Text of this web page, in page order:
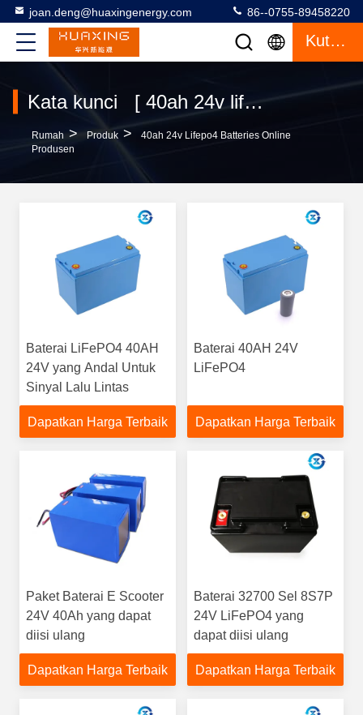
joan.deng@huaxingenergy.com 86--0755-89458220
Kutipan
Kata kunci [ 40ah 24v lifepo4 batteries ] Cocok 9 Produk
Rumah > Produk >
40ah 24v Lifepo4 Batteries Online
Produsen
Baterai LiFePO4 40AH
24V yang Andal Untuk
Sinyal Lalu Lintas
Dapatkan Harga Terbaik
Baterai 40AH 24V
LiFePO4
Dapatkan Harga Terbaik
Paket Baterai E Scooter
24V 40Ah yang dapat
diisi ulang
Dapatkan Harga Terbaik
Baterai 32700 Sel 8S7P
24V LiFePO4 yang
dapat diisi ulang
Dapatkan Harga Terbaik